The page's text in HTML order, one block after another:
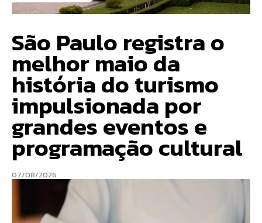
São Paulo registra o
melhor maio da
história do turismo
impulsionada por
grandes eventos e
programação cultural
07/08/2026